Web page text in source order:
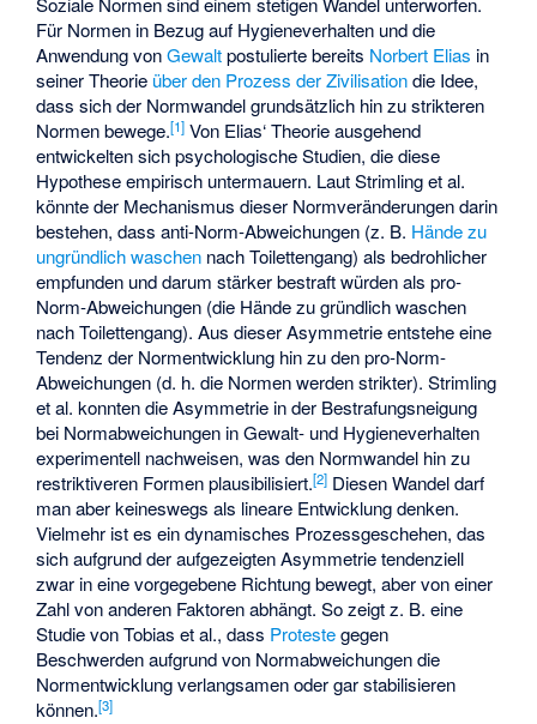
Für Normen in Bezug auf Hygieneverhalten und die
Anwendung vonGewaltpostulierte bereits Norbert Elias in
seiner Theorie über den Prozess der Zivilisationdie Idee,
dass sich der Normwandel grundsätzlich hin zu strikteren
Normen bewege.[1] Von Elias‘ Theorie ausgehend
entwickelten sich psychologische Studien, die diese
Hypothese empirisch untermauern. Laut Strimling et al.
könnte der Mechanismus dieser Normveränderungen darin
bestehen, dass anti-Norm-Abweichungen (z. B. Hände zu
ungründlich waschen nach Toilettengang) als bedrohlicher
empfunden und darum stärker bestraft würden als pro-
Norm-Abweichungen (die Hände zu gründlich waschen
nach Toilettengang). Aus dieser Asymmetrie entstehe eine
Tendenz der Normentwicklung hin zu den pro-Norm-
Abweichungen (d. h. die Normen werden strikter). Strimling
et al. konnten die Asymmetrie in der Bestrafungsneigung
bei Normabweichungen in Gewalt- und Hygieneverhalten
experimentell nachweisen, was den Normwandel hin zu
restriktiveren Formen plausibilisiert.[2] Diesen Wandel darf
man aber keineswegs als lineare Entwicklung denken.
Vielmehr ist es ein dynamisches Prozessgeschehen, das
sich aufgrund der aufgezeigten Asymmetrie tendenziell
zwar in eine vorgegebene Richtung bewegt, aber von einer
Zahl von anderen Faktoren abhängt. So zeigt z. B. eine
Studie von Tobias et al., dass Protestegegen
Beschwerden aufgrund von Normabweichungen die
Normentwicklung verlangsamen oder gar stabilisieren
können.[3]